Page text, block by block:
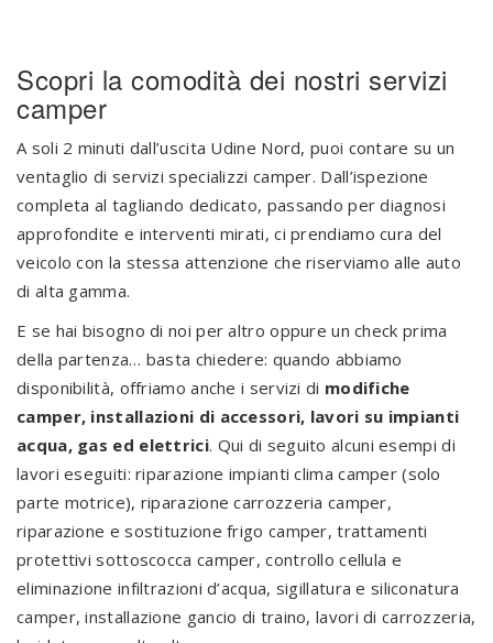
Scopri la comodità dei nostri servizi
camper
A soli 2 minuti dall’uscita Udine Nord, puoi contare su un
ventaglio di servizi specializzi camper. Dall’ispezione
completa al tagliando dedicato, passando per diagnosi
approfondite e interventi mirati, ci prendiamo cura del
veicolo con la stessa attenzione che riserviamo alle auto
di alta gamma.
E se hai bisogno di noi per altro oppure un check prima
della partenza… basta chiedere: quando abbiamo
disponibilità, offriamo anche i servizi di modifiche
camper, installazioni di accessori, lavori su impianti
acqua, gas ed elettrici. Qui di seguito alcuni esempi di
lavori eseguiti: riparazione impianti clima camper (solo
parte motrice), riparazione carrozzeria camper,
riparazione e sostituzione frigo camper, trattamenti
protettivi sottoscocca camper, controllo cellula e
eliminazione infiltrazioni d’acqua, sigillatura e siliconatura
camper, installazione gancio di traino, lavori di carrozzeria,